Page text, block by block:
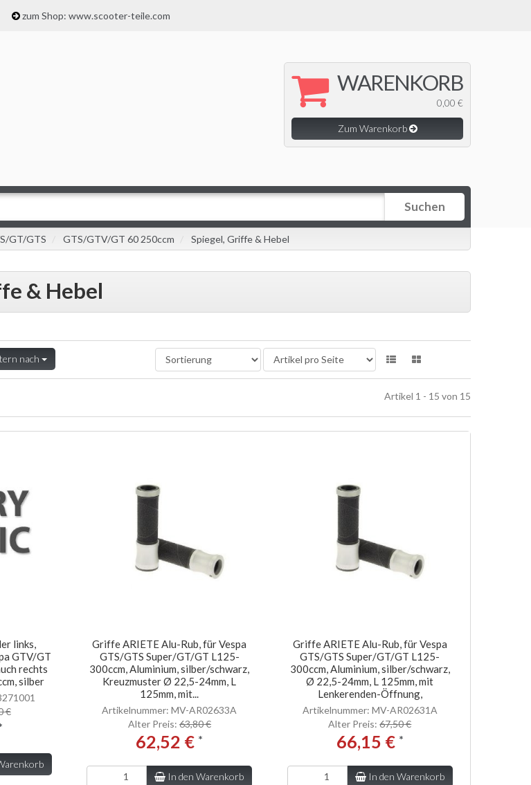
zum Shop: www.scooter-teile.com
WARENKORB
0,00 €
Zum Warenkorb
Suchen
GT/GTS GTS/GTV/GT 60 250ccm Spiegel, Griffe & Hebel
& Hebel
nach
Artikel 1 - 15 von 15
links,
GTV/GT
rechts
silber
€
Griffe ARIETE Alu-Rub, für Vespa
GTS/GTS Super/GT/GT L125-
300ccm, Aluminium, silber/schwarz,
Kreuzmuster Ø 22,5-24mm, L
125mm, mit...
Artikelnummer: MV-AR02633A
Alter Preis: 63,80 €
62,52 € *
In den Warenkorb
Griffe ARIETE Alu-Rub, für Vespa
GTS/GTS Super/GT/GT L125-
300ccm, Aluminium, silber/schwarz,
Ø 22,5-24mm, L 125mm, mit
Lenkerenden-Öffnung,
Artikelnummer: MV-AR02631A
Alter Preis:67,50 €
66,15 € *
In den Warenkorb